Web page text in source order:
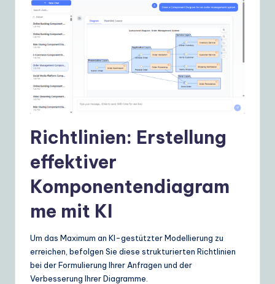
Richtlinien: Erstellung
effektiver
Komponentendiagram
me mit KI
Um das Maximum an KI-gestützter Modellierung zu
erreichen, befolgen Sie diese strukturierten Richtlinien
bei der Formulierung Ihrer Anfragen und der
Verbesserung Ihrer Diagramme.